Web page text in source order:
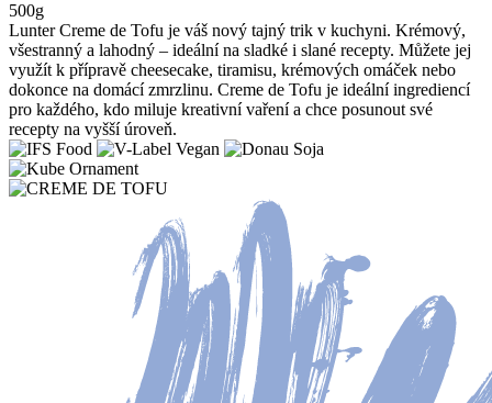
500g
Lunter Creme de Tofu je váš nový tajný trik v kuchyni. Krémový,
všestranný a lahodný – ideální na sladké i slané recepty. Můžete jej
využít k přípravě cheesecake, tiramisu, krémových omáček nebo
dokonce na domácí zmrzlinu. Creme de Tofu je ideální ingrediencí
pro každého, kdo miluje kreativní vaření a chce posunout své
recepty na vyšší úroveň.